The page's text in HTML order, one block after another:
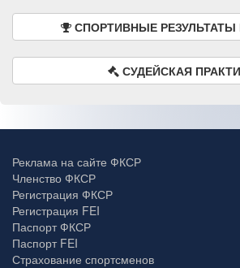
СПОРТИВНЫЕ РЕЗУЛЬТАТЫ
СУДЕЙСКАЯ
Реклама на сайте ФКСР
Членство ФКСР
Регистрация ФКСР
Регистрация FEI
Паспорт ФКСР
Паспорт FEI
Страхование спортсменов